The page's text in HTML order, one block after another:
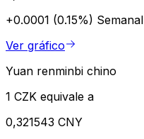
+0.0001 (0.15%) Semanal
Ver gráfico
Yuan renminbi chino
1 CZK equivale a
0,321543 CNY